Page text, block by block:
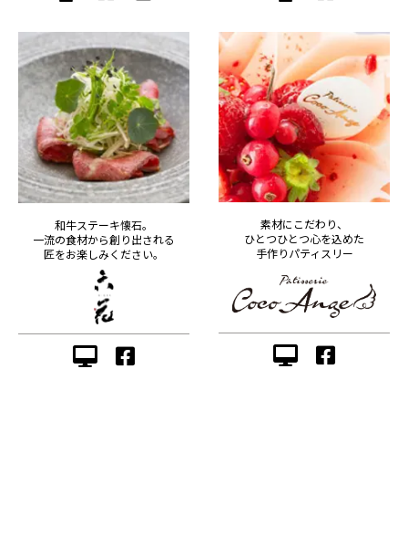
和牛ステーキ懐石。
一流の食材から創り出される
匠をお楽しみください。
素材にこだわり、
ひとつひとつ心を込めた
手作りパティスリー